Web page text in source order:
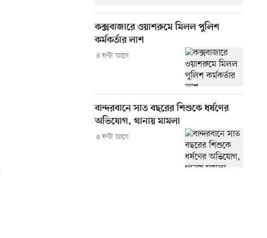
কক্সবাজারে ওয়াশরুমে মিলল পুলিশ
কর্মকর্তার লাশ
৪ ঘণ্টা আগে
বান্দরবানে সাত বছরের শিশুকে ধর্ষণের
অভিযোগ, থানায় মামলা
৫ ঘণ্টা আগে